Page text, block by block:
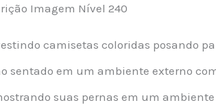
Imagem Nível 240
camisetas coloridas posando
sentado em um ambiente externo
suas pernas em um